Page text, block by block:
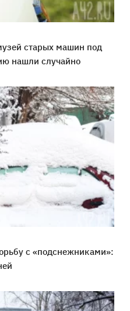
старых машин под
нашли случайно
с «подснежниками»: